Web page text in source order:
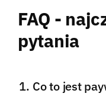
FAQ -
pytania
Co to jest